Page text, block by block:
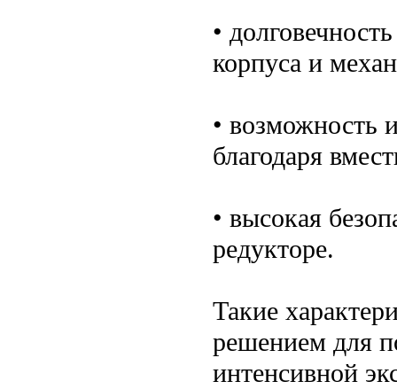
•
корпуса и
• возможность
благодаря
• высокая
редукторе.
Такие
решением для
интенсивной